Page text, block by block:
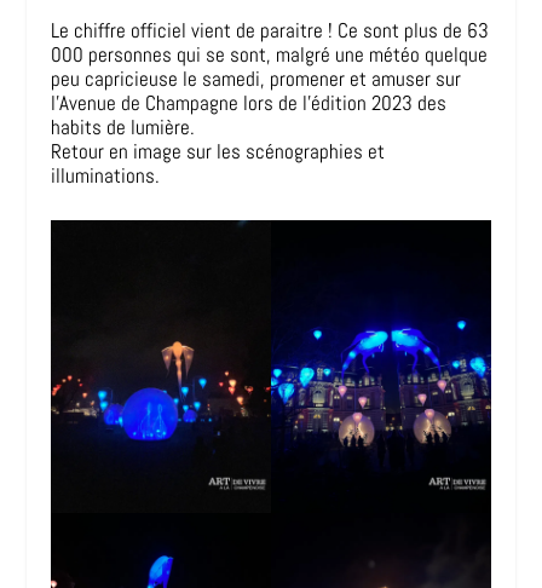
Le chiffre officiel vient de paraitre ! Ce sont plus de 63
000 personnes qui se sont, malgré une météo quelque
peu capricieuse le samedi, promener et amuser sur
l’Avenue de Champagne lors de l’édition 2023 des
habits de lumière.
Retour en image sur les scénographies et
illuminations.